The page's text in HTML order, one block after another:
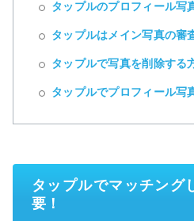
タップルのプロフィール写
タップルはメイン写真の審
タップルで写真を削除する
タップルでプロフィール写
タップルでマッチング
要！